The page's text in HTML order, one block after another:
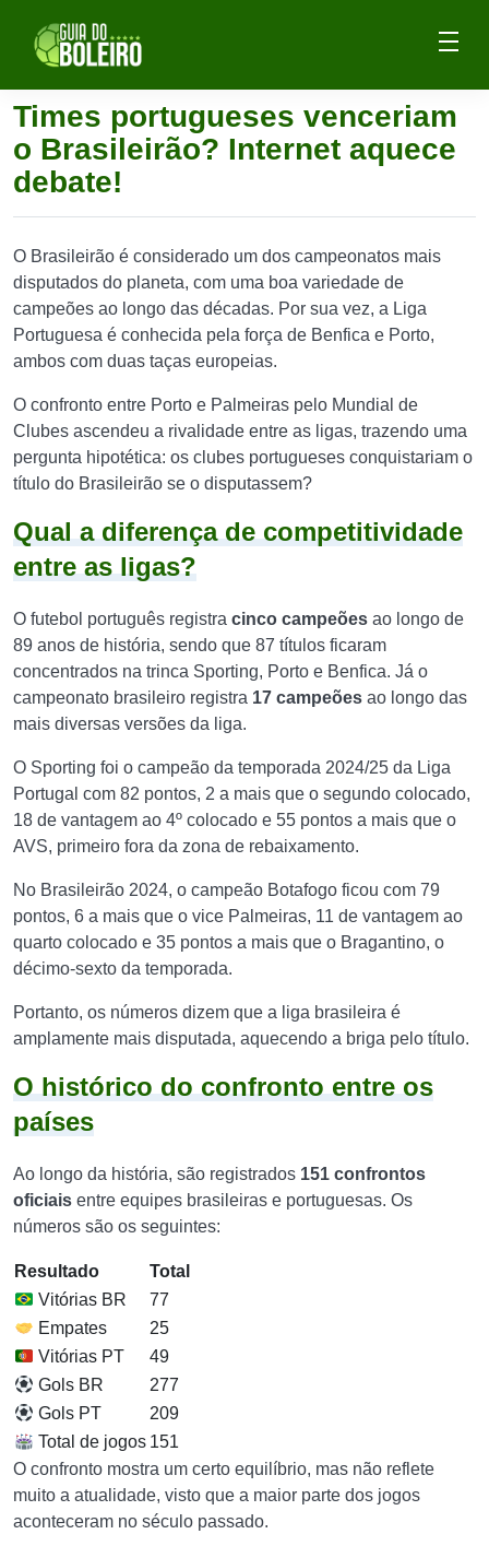
Times portugueses venceriam
o Brasileirão? Internet aquece
debate!
O Brasileirão é considerado um dos campeonatos mais
disputados do planeta, com uma boa variedade de
campeões ao longo das décadas. Por sua vez, a Liga
Portuguesa é conhecida pela força de Benfica e Porto,
ambos com duas taças europeias.
O confronto entre Porto e Palmeiras pelo Mundial de
Clubes ascendeu a rivalidade entre as ligas, trazendo uma
pergunta hipotética: os clubes portugueses conquistariam o
título do Brasileirão se o disputassem?
Qual a diferença de competitividade
entre as ligas?
O futebol português registra cinco campeões ao longo de
89 anos de história, sendo que 87 títulos ficaram
concentrados na trinca Sporting, Porto e Benfica. Já o
campeonato brasileiro registra 17 campeões ao longo das
mais diversas versões da liga.
O Sporting foi o campeão da temporada 2024/25 da Liga
Portugal com 82 pontos, 2 a mais que o segundo colocado,
18 de vantagem ao 4º colocado e 55 pontos a mais que o
AVS, primeiro fora da zona de rebaixamento.
No Brasileirão 2024, o campeão Botafogo ficou com 79
pontos, 6 a mais que o vice Palmeiras, 11 de vantagem ao
quarto colocado e 35 pontos a mais que o Bragantino, o
décimo-sexto da temporada.
Portanto, os números dizem que a liga brasileira é
amplamente mais disputada, aquecendo a briga pelo título.
O histórico do confronto entre os
países
Ao longo da história, são registrados 151 confrontos
oficiais entre equipes brasileiras e portuguesas. Os
números são os seguintes:
Resultado
Total
Vitórias BR
77
Empates
25
Vitórias PT
49
Gols BR
277
Gols PT
209
Total de jogos 151
O confronto mostra um certo equilíbrio, mas não reflete
muito a atualidade, visto que a maior parte dos jogos
aconteceram no século passado.